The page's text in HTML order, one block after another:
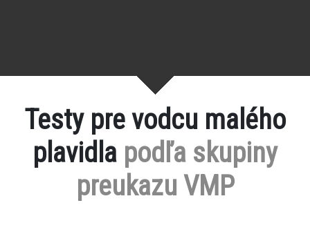
Testy pre vodcu malého
plavidla podľa skupiny
preukazu VMP